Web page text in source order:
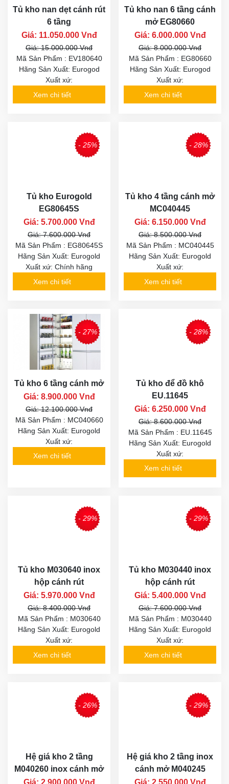
Tủ kho nan dẹt cánh rút
6 tầng
Giá: 11.050.000 Vnđ
Giá: 15.000.000 Vnđ
Mã Sản Phẩm : EV180640
Hãng Sản Xuất: Eurogod
Xuất xứ:
Xem chi tiết
Tủ kho nan 6 tầng cánh
mở EG80660
Giá: 6.000.000 Vnđ
Giá: 8.000.000 Vnđ
Mã Sản Phẩm : EG80660
Hãng Sản Xuất: Eurogod
Xuất xứ:
Xem chi tiết
- 25%
Tủ kho Eurogold
EG80645S
Giá: 5.700.000 Vnđ
Giá: 7.600.000 Vnđ
Mã Sản Phẩm : EG80645S
Hãng Sản Xuất: Eurogold
Xuất xứ: Chính hãng
Xem chi tiết
- 28%
Tủ kho 4 tầng cánh mở
MC040445
Giá: 6.150.000 Vnđ
Giá: 8.500.000 Vnđ
Mã Sản Phẩm : MC040445
Hãng Sản Xuất: Eurogold
Xuất xứ:
Xem chi tiết
- 27%
Tủ kho 6 tầng cánh mở
Giá: 8.900.000 Vnđ
Giá: 12.100.000 Vnđ
Mã Sản Phẩm : MC040660
Hãng Sản Xuất: Eurogold
Xuất xứ:
Xem chi tiết
- 28%
Tủ kho để đồ khô
EU.11645
Giá: 6.250.000 Vnđ
Giá: 8.600.000 Vnđ
Mã Sản Phẩm : EU.11645
Hãng Sản Xuất: Eurogold
Xuất xứ:
Xem chi tiết
- 29%
Tủ kho M030640 inox
hộp cánh rút
Giá: 5.970.000 Vnđ
Giá: 8.400.000 Vnđ
Mã Sản Phẩm : M030640
Hãng Sản Xuất: Eurogold
Xuất xứ:
Xem chi tiết
- 29%
Tủ kho M030440 inox
hộp cánh rút
Giá: 5.400.000 Vnđ
Giá: 7.600.000 Vnđ
Mã Sản Phẩm : M030440
Hãng Sản Xuất: Eurogold
Xuất xứ:
Xem chi tiết
- 26%
Hệ giá kho 2 tầng
M040260 inox cánh mở
Giá: 2.900.000 Vnđ
- 29%
Hệ giá kho 2 tầng inox
cánh mở M040245
Giá: 2.550.000 Vnđ